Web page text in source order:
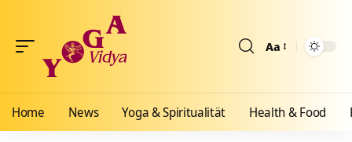
Aa
Home News Yoga & Spiritualität Health & Food